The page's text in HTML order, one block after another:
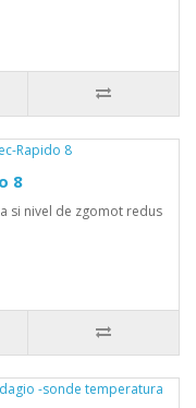
8
si nivel de zgomot redus